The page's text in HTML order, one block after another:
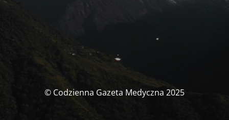
© Codzienna Gazeta Medyczna 2025